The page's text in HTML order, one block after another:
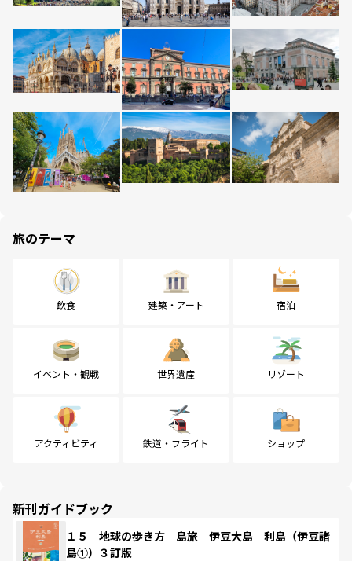
旅のテーマ
飲食 建築・アート 宿泊
イベント・観戦 世界遺産 リゾート
アクティビティ 鉄道・フライト ショップ
新刊ガイドブック
１５ 地球の歩き方 島旅 伊豆大島 利島（伊豆諸
島①）３訂版